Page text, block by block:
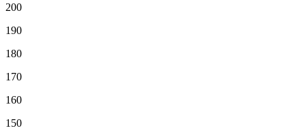
200
190
180
170
160
150